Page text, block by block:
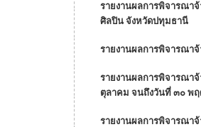
รายงานผลการพิจารณา
ศิลปิน จังหวัดปทุมธานี
รายงานผลการพิจารณา
รายงานผลการพิจารณา
ตุลาคม จนถึงวันที่ ๓๐ พ
รายงานผลการพิจารณา